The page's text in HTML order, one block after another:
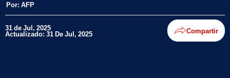
Por: AFP
31 de Jul, 2025
Actualizado: 31 De Jul, 2025 Compartir